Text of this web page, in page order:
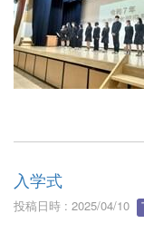
入学式
投稿日時 : 2025/04/10